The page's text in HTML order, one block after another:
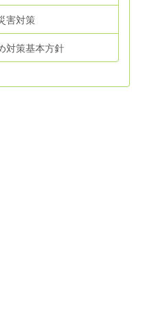
害対策
対策基本方針